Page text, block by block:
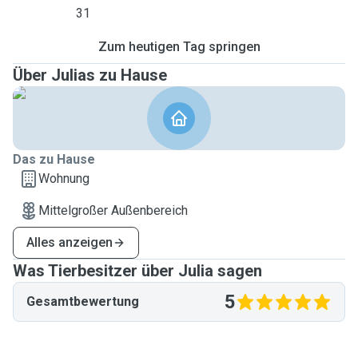
31
Zum heutigen Tag springen
Über Julias zu Hause
Das zu Hause
Wohnung
Mittelgroßer Außenbereich
Alles anzeigen
Was Tierbesitzer über Julia sagen
Gesamtbewertung 5